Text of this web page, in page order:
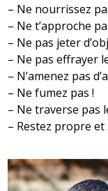
– Ne nourrissez
– Ne t’approche
– Ne pas jeter
– Ne pas effrayer
– N’amenez pas
– Ne fumez pas !
– Ne traverse pas
– Restez propre et